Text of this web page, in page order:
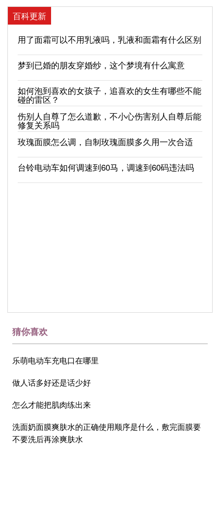
百科更新
用了面霜可以不用乳液吗，乳液和面霜有什么区别
梦到已婚的朋友穿婚纱，这个梦境有什么寓意
如何泡到喜欢的女孩子，追喜欢的女生有哪些不能
碰的雷区？
伤别人自尊了怎么道歉，不小心伤害别人自尊后能
修复关系吗
玫瑰面膜怎么调，自制玫瑰面膜多久用一次合适
台铃电动车如何调速到60马，调速到60码违法吗
猜你喜欢
乐萌电动车充电口在哪里
做人话多好还是话少好
怎么才能把肌肉练出来
洗面奶面膜爽肤水的正确使用顺序是什么，敷完面膜要
不要洗后再涂爽肤水